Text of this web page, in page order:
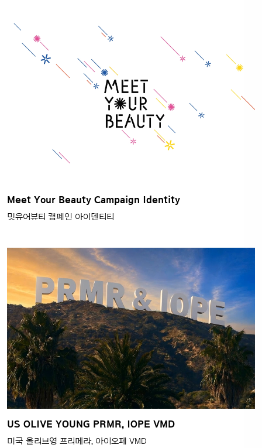
Meet Your Beauty Campaign Identity
밋유어뷰티 캠페인 아이덴티티
US OLIVE YOUNG PRMR, IOPE VMD
미국 올리브영 프리메라, 아이오페 VMD